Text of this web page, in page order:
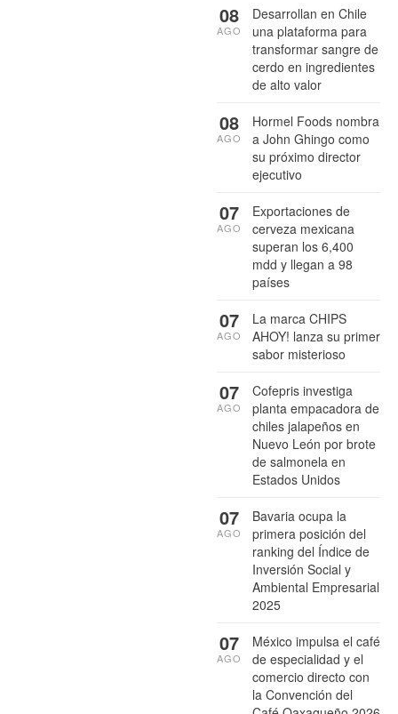
Desarrollan en Chile
una plataforma para
transformar sangre de
cerdo en ingredientes
de alto valor
08
AGO
Hormel Foods nombra
a John Ghingo como
su próximo director
ejecutivo
08
AGO
Exportaciones de
cerveza mexicana
superan los 6,400
mdd y llegan a 98
países
07
AGO
La marca CHIPS
AHOY! lanza su primer
sabor misterioso
07
AGO
Cofepris investiga
planta empacadora de
chiles jalapeños en
Nuevo León por brote
de salmonela en
Estados Unidos
07
AGO
Bavaria ocupa la
primera posición del
ranking del Índice de
Inversión Social y
Ambiental Empresarial
2025
07
AGO
México impulsa el café
de especialidad y el
comercio directo con
la Convención del
07
AGO